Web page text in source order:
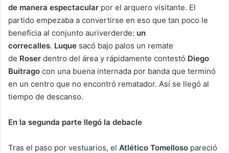
de manera espectacular por el arquero visitante. El
partido empezaba a convertirse en eso que tan poco le
beneficia al conjunto auriverderde: un
correcalles. Luque sacó bajo palos un remate
de Roser dentro del área y rápidamente contestó Diego
Buitrago con una buena internada por banda que terminó
en un centro que no encontró rematador. Así se llegó al
tiempo de descanso.
En la segunda parte llegó la debacle
Tras el paso por vestuarios, el Atlético Tomelloso pareció